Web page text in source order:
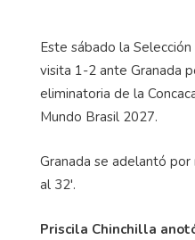
Este sábado la
visita 1-2 ante Granada
eliminatoria de la
Mundo Brasil 2027.
Granada se adelantó
al 32'.
Priscila Chinchilla